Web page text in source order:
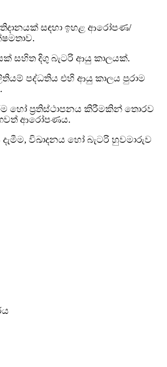
සඳහා ඉහළ ආරෝපණ/
සහිත දිගු බැටරි ආයු කාලයක්.
පද්ධතිය එහි ආයු කාලය පුරාම
හෝ ප්‍රතිස්ථාපනය කිරීමකින් තොරව
ආරෝපණය.
විඛාදනය හෝ බැටරි හුවමාරුව